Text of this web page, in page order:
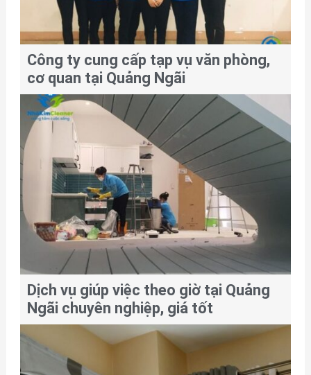
Công ty cung cấp tạp vụ văn phòng,
cơ quan tại Quảng Ngãi
Dịch vụ giúp việc theo giờ tại Quảng
Ngãi chuyên nghiệp, giá tốt